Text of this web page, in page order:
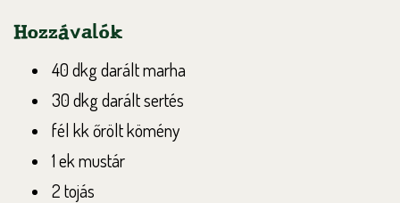
Hozzávalók
40 dkg darált marha
30 dkg darált sertés
fél kk őrölt kömény
1 ek mustár
2 tojás